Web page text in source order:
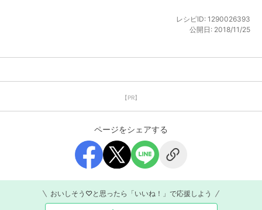
レシピID: 1290026393
公開日: 2018/11/25
【PR】
ページをシェアする
おいしそう♡と思ったら「いいね！」で応援しよう